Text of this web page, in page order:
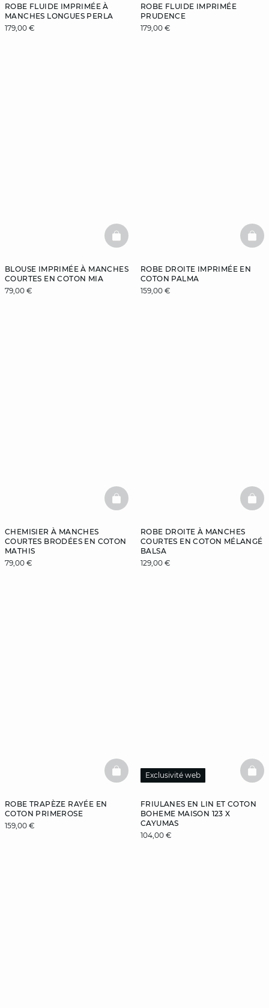
ROBE FLUIDE IMPRIMÉE À
MANCHES LONGUES PERLA
179,00 €
ROBE FLUIDE IMPRIMÉE
PRUDENCE
179,00 €
BLOUSE IMPRIMÉE À MANCHES
COURTES EN COTON MIA
79,00 €
BASKETFULL
ROBE DROITE IMPRIMÉE EN
COTON PALMA
159,00 €
CHEMISIER À MANCHES
COURTES BRODÉES EN COTON
MATHIS
79,00 €
BASKETFULL
ROBE DROITE À MANCHES
COURTES EN COTON MÉLANGÉ
BALSA
129,00 €
ROBE TRAPÈZE RAYÉE EN
COTON PRIMEROSE
159,00 €
BASKETFULL
FRIULANES EN LIN ET COTON
BOHEME MAISON 123 X
CAYUMAS
104,00 €
Exclusivité web